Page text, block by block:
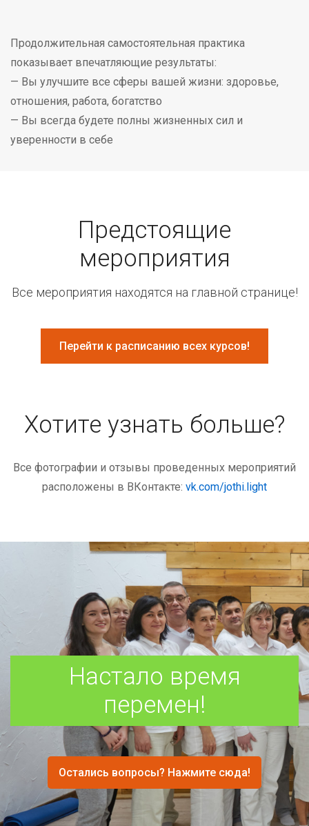
Продолжительная самостоятельная практика
показывает впечатляющие результаты:
— Вы улучшите все сферы вашей жизни: здоровье,
отношения, работа, богатство
— Вы всегда будете полны жизненных сил и
уверенности в себе
Предстоящие
мероприятия
Все мероприятия находятся на главной странице!
Перейти к расписанию всех курсов!
Хотите узнать больше?
Все фотографии и отзывы проведенных мероприятий
расположены в ВКонтакте: vk.com/jothi.light
Настало время
перемен!
Остались вопросы? Нажмите сюда!